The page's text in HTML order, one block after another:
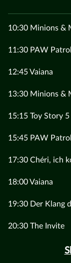
10:30 Minions &
11:30 PAW
12:45 Vaiana
13:30 Minions &
15:15 Toy Story 5
15:45 PAW
17:30 Chéri, ich
18:00 Vaiana
19:30 Der Klang
20:30 The Invite